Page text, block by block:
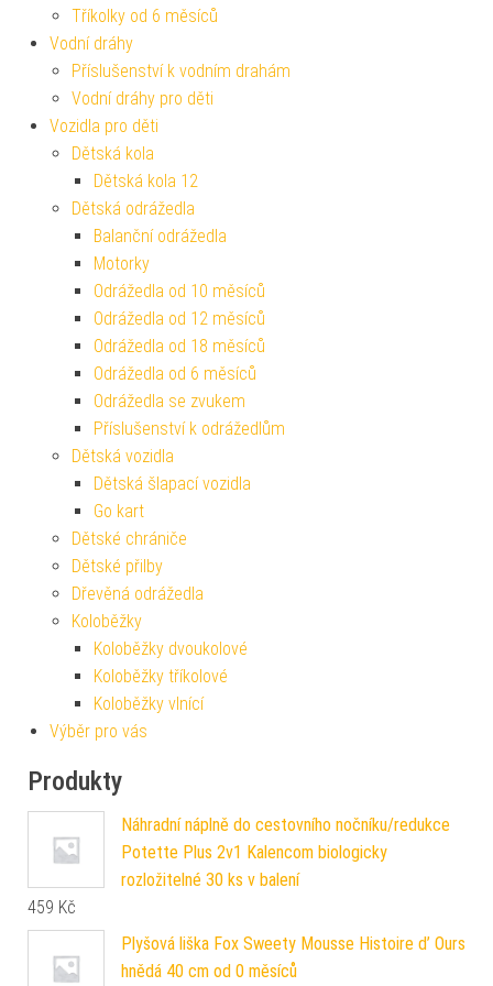
Tříkolky od 6 měsíců
Vodní dráhy
Příslušenství k vodním drahám
Vodní dráhy pro děti
Vozidla pro děti
Dětská kola
Dětská kola 12
Dětská odrážedla
Balanční odrážedla
Motorky
Odrážedla od 10 měsíců
Odrážedla od 12 měsíců
Odrážedla od 18 měsíců
Odrážedla od 6 měsíců
Odrážedla se zvukem
Příslušenství k odrážedlům
Dětská vozidla
Dětská šlapací vozidla
Go kart
Dětské chrániče
Dětské přilby
Dřevěná odrážedla
Koloběžky
Koloběžky dvoukolové
Koloběžky tříkolové
Koloběžky vlnící
Výběr pro vás
Produkty
Náhradní náplně do cestovního nočníku/redukce
Potette Plus 2v1 Kalencom biologicky
rozložitelné 30 ks v balení
459 Kč
Plyšová liška Fox Sweety Mousse Histoire d’ Ours
hnědá 40 cm od 0 měsíců